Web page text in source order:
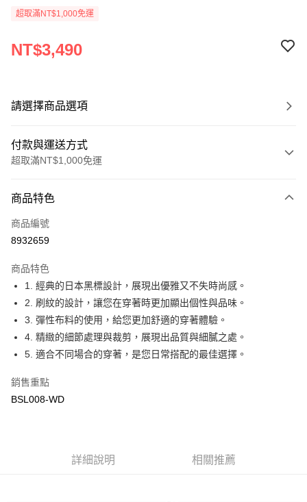
超取滿NT$1,000免運
NT$3,490
請選擇商品選項
付款與運送方式
超取滿NT$1,000免運
信用卡一次付款
Apple Pay
運送方式
付款後全家取貨
每筆NT$60，滿NT$1,000(含以上)免運費
付款後萊爾富取貨
每筆NT$60，滿NT$1,000(含以上)免運費
付款後7-11取貨
每筆NT$80，滿NT$1,500(含以上)免運費
商品特色
商品編號
8932659
商品特色
1. 經典的日本黑標設計，展現出優雅又不失時尚感。
2. 刷紋的設計，讓您在穿著時更加顯出個性與品味。
3. 彈性布料的使用，給您更加舒適的穿著體驗。
4. 精緻的細節處理與裁剪，展現出品質與細膩之處。
5. 適合不同場合的穿著，是您日常搭配的最佳選擇。
銷售重點
BSL008-WD
詳細說明 相關推薦